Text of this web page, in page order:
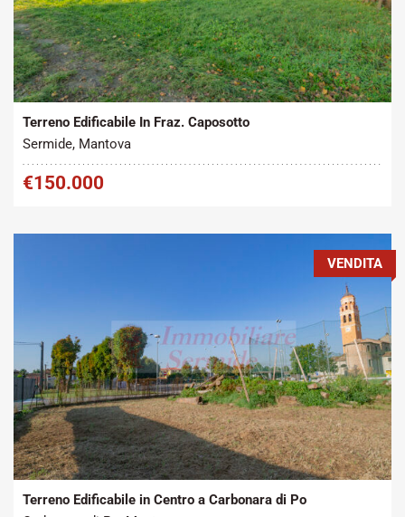
Tipo contratto:
Vendita
Metratura Commerciale:
3852 m2
Terreno Edificabile In Fraz. Caposotto
Sermide, Mantova
€150.000
Tipo contratto:
Vendita
Metratura Commerciale:
440 m2
VENDITA
Terreno Edificabile in Centro a Carbonara di Po